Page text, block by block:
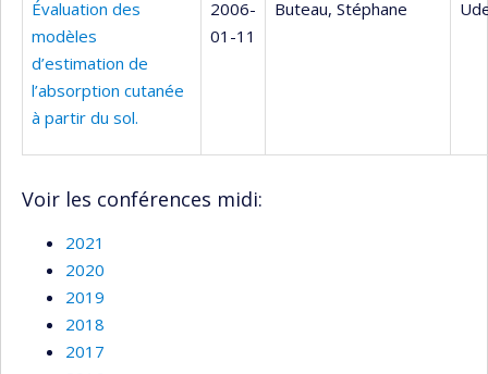
Évaluation des
modèles
d’estimation de
l’absorption cutanée
à partir du sol.
2006-
01-11
Buteau, Stéphane
Voir les conférences midi:
2021
2020
2019
2018
2017